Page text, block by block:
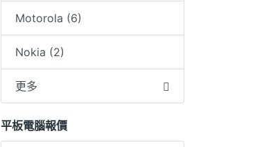
Motorola (6)
Nokia (2)
更多
平板電腦報價